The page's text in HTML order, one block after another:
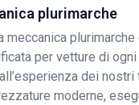
plurimarche
meccanica
per vetture di ogni
dei nostri
moderne,